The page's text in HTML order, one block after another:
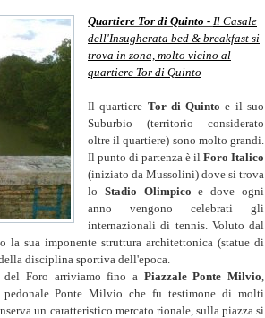
Quartiere Tor di Quinto - Il Casale
dell'Insugherata bed & breakfast si
trova in zona, molto vicino al
quartiere Tor di Quinto
Il quartiere Tor di Quintoe il suo
Suburbio (territorio considerato
oltre il quartiere) sono molto grandi.
Il punto di partenza è il Foro Italico
(iniziato da Mussolini) dove si trova
lo Stadio Olimpicoe dove ogni
anno vengono celebrati gli
internazionali di tennis. Voluto dal
la sua imponente struttura architettonica (statue di
disciplina sportiva dell'epoca.
del Foro arriviamo fino a Piazzale Ponte Milvio,
Ponte Milvio che fu testimone di molti
un caratteristico mercato rionale, sulla piazza si